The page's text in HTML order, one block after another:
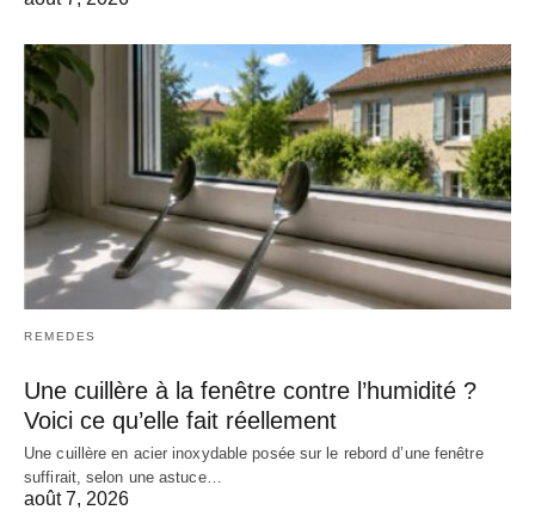
REMEDES
Une cuillère à la fenêtre contre l’humidité ?
Voici ce qu’elle fait réellement
Une cuillère en acier inoxydable posée sur le rebord d’une fenêtre
suffirait, selon une astuce…
août 7, 2026